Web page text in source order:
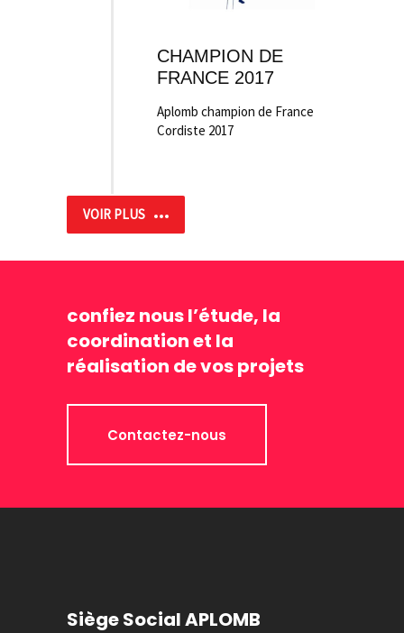
CHAMPION DE
FRANCE 2017
Aplomb champion de France
Cordiste 2017
VOIR PLUS
confiez nous l’étude, la
coordination et la
réalisation de vos projets
Contactez-nous
Siège Social APLOMB